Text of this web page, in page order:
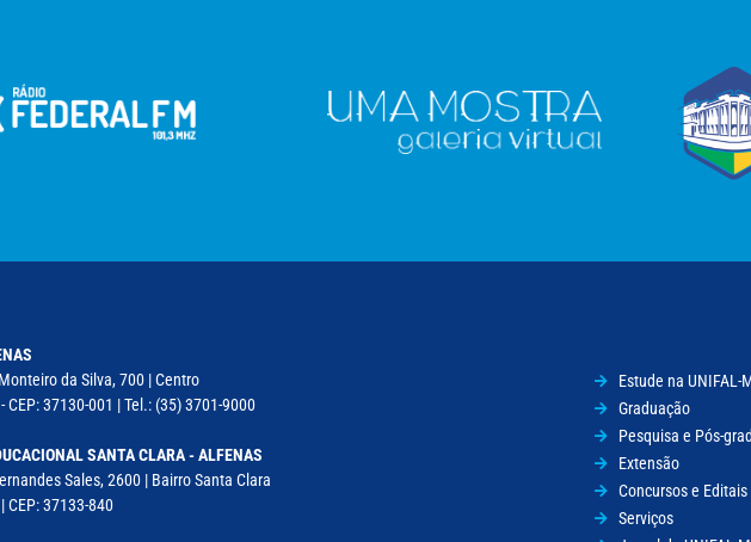
da Silva, 700 | Centro
CEP: 37130-001 | Tel.: (35) 3701-9000
SANTA CLARA - ALFENAS
Sales, 2600 | Bairro Santa Clara
CEP: 37133-840
Estude na UNIFAL-
Graduação
Pesquisa e Pós-
Extensão
Concursos e Editais
Serviços